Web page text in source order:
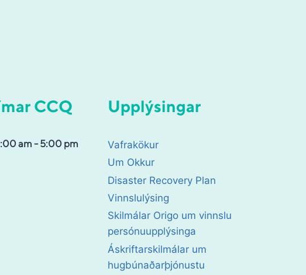
CCQ
am - 5:00 pm
Upplýsingar
Vafrakökur
Um Okkur
Disaster Recovery Plan
Vinnslulýsing
Skilmálar Origo um vinnslu
persónuupplýsinga
Áskriftarskilmálar um
hugbúnaðarþjónustu